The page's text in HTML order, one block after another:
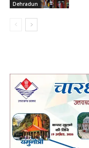
Dehradun